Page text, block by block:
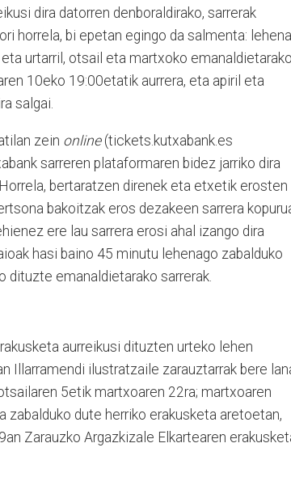
dira datorren denboraldirako, sarrerak
horrela, bi epetan egingo da salmenta:
urtarril, otsail eta martxoko
10eko 19:00etatik aurrera, eta apiril eta
salgai.
zein online(tickets.kutxabank.es
sarreren plataformaren bidez jarriko dira
bertaratzen direnek eta etxetik erosten
bakoitzak eros dezakeen sarrera
ere lau sarrera erosi ahal izango dira
hasi baino 45 minutu lehenago zabalduko
dituzte emanaldietarako sarrerak.
aurreikusi dituzten urteko lehen
Illarramendi ilustratzaile zarauztarrak bere
5etik martxoaren 22ra; martxoaren
zabalduko dute herriko erakusketa aretoetan,
Zarauzko Argazkizale Elkartearen